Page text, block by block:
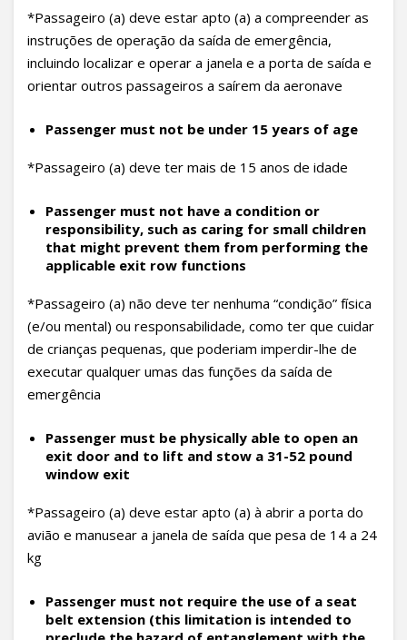
*Passageiro (a) deve estar apto (a) a compreender as
instruções de operação da saída de emergência,
incluindo localizar e operar a janela e a porta de saída e
orientar outros passageiros a saírem da aeronave
Passenger must not be under 15 years of age
*Passageiro (a) deve ter mais de 15 anos de idade
Passenger must not have a condition or
responsibility, such as caring for small children
that might prevent them from performing the
applicable exit row functions
*Passageiro (a) não deve ter nenhuma “condição” física
(e/ou mental) ou responsabilidade, como ter que cuidar
de crianças pequenas, que poderiam imperdir-lhe de
executar qualquer umas das funções da saída de
emergência
Passenger must be physically able to open an
exit door and to lift and stow a 31-52 pound
window exit
*Passageiro (a) deve estar apto (a) à abrir a porta do
avião e manusear a janela de saída que pesa de 14 a 24
kg
Passenger must not require the use of a seat
belt extension (this limitation is intended to